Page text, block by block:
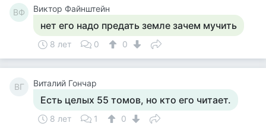
ВФ Виктор Файнштейн
нет его надо предать земле зачем мучить
8 лет 0 0
ВГ Виталий Гончар
Есть целых 55 томов, но кто его читает.
8 лет 1 0